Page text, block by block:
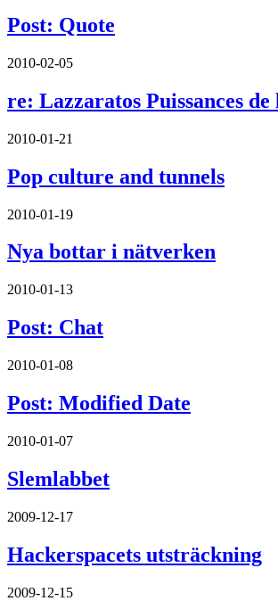
Post: Quote
2010-02-05
re: Lazzaratos Puissances
2010-01-21
Pop culture and tunnels
2010-01-19
Nya bottar i nätverken
2010-01-13
Post: Chat
2010-01-08
Post: Modified Date
2010-01-07
Slemlabbet
2009-12-17
Hackerspacets utsträckning
2009-12-15